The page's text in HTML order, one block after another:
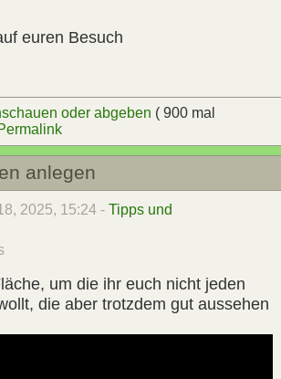
euren Besuch
oder abgeben ( 900 mal
anlegen
2025, 15:24 - Tipps und
um die ihr euch nicht jeden
die aber trotzdem gut aussehen